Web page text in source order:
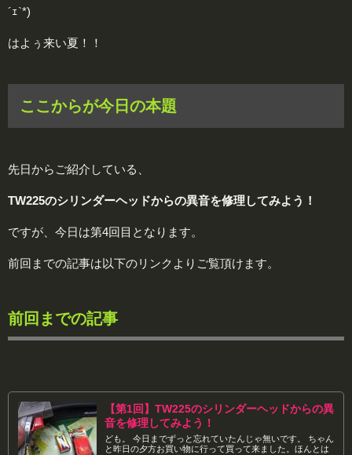
´ｪ`*)
はよぅ来い夏！！
ここからが今日の本題
先日からご紹介している、
TW225のシリンダーヘッドからの異音を修理してみよう！
ですが、今日は第4回目となります。
前回までの記事は以下のリンクよりご覧頂けます。
前回までの記事
【第1回】TW225のシリンダーヘッドからの異
音を修理してみよう！
ども。 今日までずっと忘れていたんじゃ無いです。 ちゃん
と昨日の夕方お買い物に行って買って来ました。ほんとは